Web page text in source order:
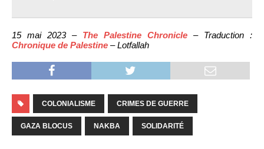
15 mai 2023 – The Palestine Chronicle – Traduction :
Chronique de Palestine – Lotfallah
COLONIALISME CRIMES DE GUERRE
GAZA BLOCUS NAKBA SOLIDARITÉ